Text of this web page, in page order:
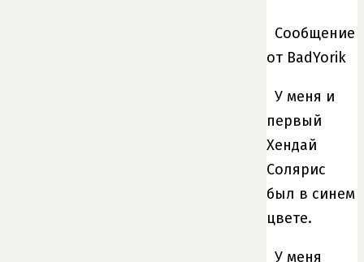
Сообщение
от BadYorik
У меня и
первый
Хендай
Солярис
был в синем
цвете.
У меня